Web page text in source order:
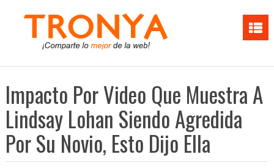
Impacto Por Video Que Muestra A
Lindsay Lohan Siendo Agredida
Por Su Novio, Esto Dijo Ella